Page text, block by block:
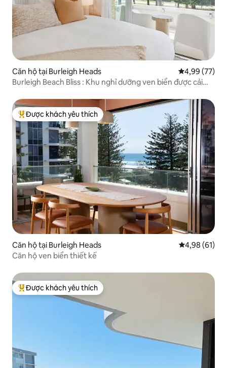
Căn hộ tại Burleigh Heads Xếp hạng
4,99 (77)
Burleigh Beach Bliss : Khu nghỉ dưỡng ven biển được cải
Được khách yêu thích nhất
Được khách yêu thích
Căn hộ tại Burleigh Heads Xếp hạng
4,98 (61)
Căn hộ ven biển thiết kế
Được khách yêu thích nhất
Được khách yêu thích